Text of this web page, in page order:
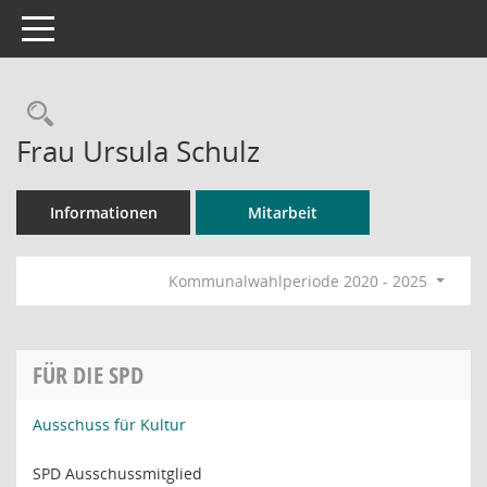
Toggle navigation
Rechercheauswahl
Frau Ursula Schulz
Informationen Mitarbeit
Kommunalwahlperiode 2020 - 2025
FÜR DIE SPD
Ausschuss für Kultur
SPD Ausschussmitglied